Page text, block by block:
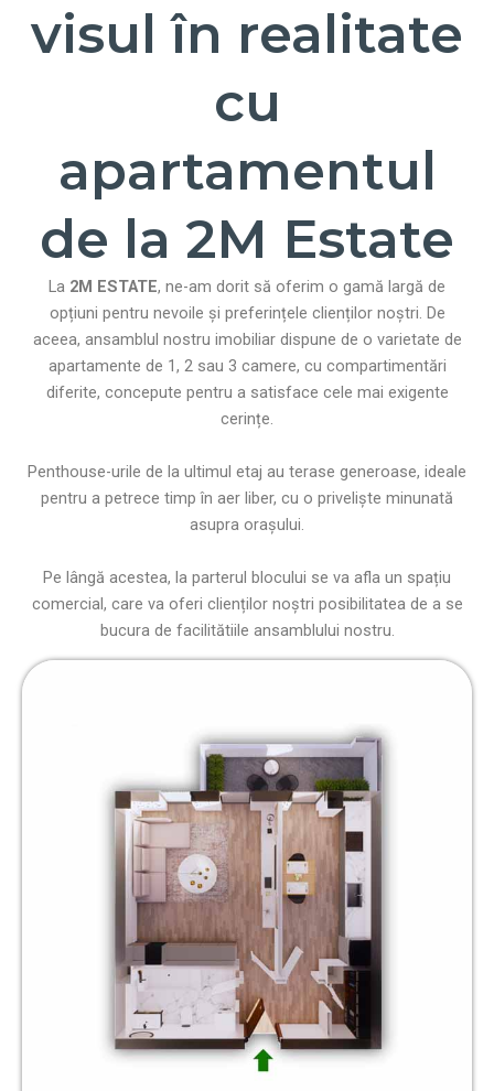
visul în realitate
cu
apartamentul
de la 2M Estate
La 2M ESTATE, ne-am dorit să oferim o gamă largă de
opțiuni pentru nevoile și preferințele clienților noștri. De
aceea, ansamblul nostru imobiliar dispune de o varietate de
apartamente de 1, 2 sau 3 camere, cu compartimentări
diferite, concepute pentru a satisface cele mai exigente
cerințe.
Penthouse-urile de la ultimul etaj au terase generoase, ideale
pentru a petrece timp în aer liber, cu o priveliște minunată
asupra orașului.
Pe lângă acestea, la parterul blocului se va afla un spațiu
comercial, care va oferi clienților noștri posibilitatea de a se
bucura de facilitătiile ansamblului nostru.